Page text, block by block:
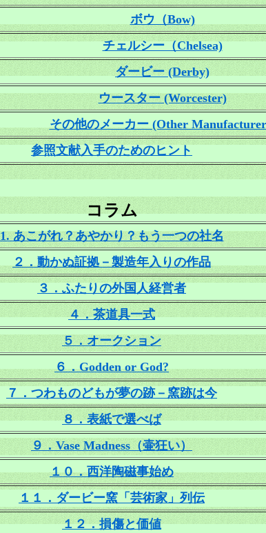
ボウ（Bow)
チェルシー（Chelsea)
ダービー (Derby)
ウースター (Worcester)
その他のメーカー (Other
参照文献入手のためのヒント
コラム
1. あこがれ？あやかり？もう一つの社名
２．動かぬ証拠－製造年入りの作品
３．ふたりの外国人経営者
４．茶道具一式
５．オークション
６．Godden or God?
７．つわものどもが夢の跡－窯跡は今
８．表紙で選べば
９．Vase Madness（壷狂い）
１０．西洋陶磁事始め
１１．ダービー窯「芸術家」列伝
１２．損傷と価値